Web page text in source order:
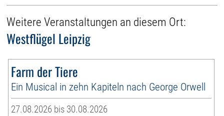
Weitere Veranstaltungen an diesem Ort:
Westflügel Leipzig
Farm der Tiere
Ein Musical in zehn Kapiteln nach George Orwell
27.08.2026 bis 30.08.2026